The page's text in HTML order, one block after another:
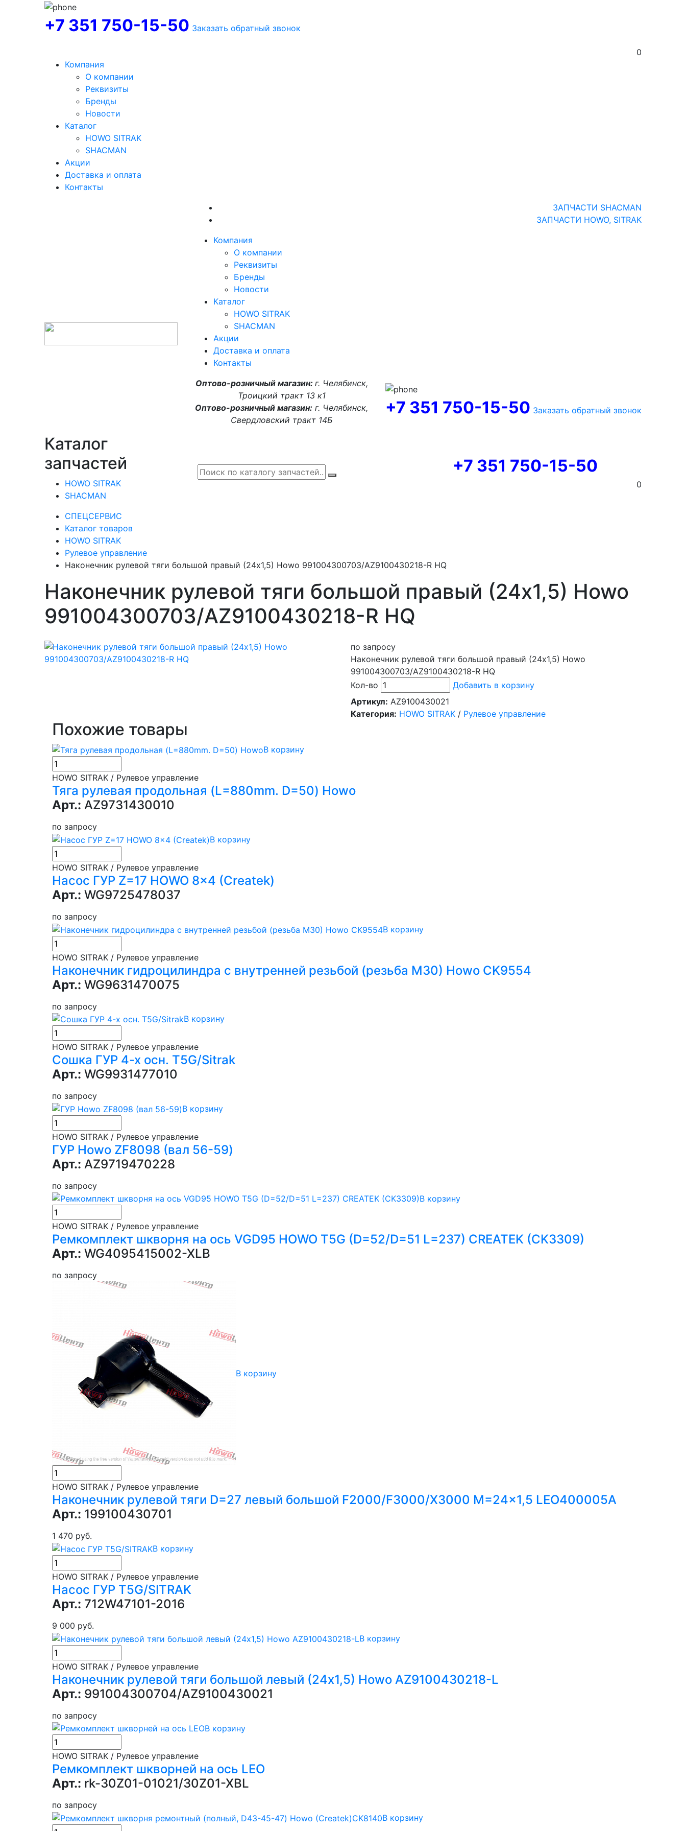
+7 351 750-15-50 Заказать обратный звонок
0
Компания
О компании
Реквизиты
Бренды
Новости
Каталог
HOWO SITRAK
SHACMAN
Акции
Доставка и оплата
Контакты
ЗАПЧАСТИ SHACMAN
ЗАПЧАСТИ HOWO, SITRAK
Компания
О компании
Реквизиты
Бренды
Новости
Каталог
HOWO SITRAK
SHACMAN
Акции
Доставка и оплата
Контакты
Оптово-розничный магазин: г. Челябинск,
Троицкий тракт 13 к1
Оптово-розничный магазин: г. Челябинск,
Свердловский тракт 14Б
+7 351 750-15-50 Заказать обратный звонок
Каталог
запчастей
HOWO SITRAK
SHACMAN
+7 351 750-15-50
0
СПЕЦСЕРВИС
Каталог товаров
HOWO SITRAK
Рулевое управление
Наконечник рулевой тяги большой правый (24х1,5) Howo 991004300703/AZ9100430218-R HQ
Наконечник рулевой тяги большой правый (24х1,5) Howo
991004300703/AZ9100430218-R HQ
по запросу
Наконечник рулевой тяги большой правый (24х1,5) Howo
991004300703/AZ9100430218-R HQ
Кол-во
Добавить в корзину
Артикул: AZ9100430021
Категория: HOWO SITRAK / Рулевое управление
Похожие товары
В корзину
HOWO SITRAK / Рулевое управление
Тяга рулевая продольная (L=880mm. D=50) Howo
Арт.: AZ9731430010
по запросу
В корзину
HOWO SITRAK / Рулевое управление
Насос ГУР Z=17 HOWO 8x4 (Createk)
Арт.: WG9725478037
по запросу
В корзину
HOWO SITRAK / Рулевое управление
Наконечник гидроцилиндра с внутренней резьбой (резьба М30) Howo CK9554
Арт.: WG9631470075
по запросу
В корзину
HOWO SITRAK / Рулевое управление
Сошка ГУР 4-х осн. T5G/Sitrak
Арт.: WG9931477010
по запросу
В корзину
HOWO SITRAK / Рулевое управление
ГУР Howo ZF8098 (вал 56-59)
Арт.: AZ9719470228
по запросу
В корзину
HOWO SITRAK / Рулевое управление
Ремкомплект шкворня на ось VGD95 HOWO T5G (D=52/D=51 L=237) CREATEK (CK3309)
Арт.: WG4095415002-XLB
по запросу
В корзину
HOWO SITRAK / Рулевое управление
Наконечник рулевой тяги D=27 левый большой F2000/F3000/X3000 M=24x1,5 LEO400005A
Арт.: 199100430701
1 470 руб.
В корзину
HOWO SITRAK / Рулевое управление
Насос ГУР T5G/SITRAK
Арт.: 712W47101-2016
9 000 руб.
В корзину
HOWO SITRAK / Рулевое управление
Наконечник рулевой тяги большой левый (24х1,5) Howo AZ9100430218-L
Арт.: 991004300704/AZ9100430021
по запросу
В корзину
HOWO SITRAK / Рулевое управление
Ремкомплект шкворней на ось LEO
Арт.: rk-30Z01-01021/30Z01-XBL
по запросу
В корзину